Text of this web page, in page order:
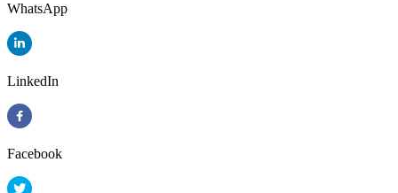
WhatsApp
LinkedIn
Facebook